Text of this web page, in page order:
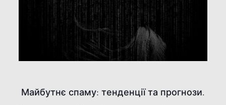
Майбутнє спаму: тенденції та прогнози.